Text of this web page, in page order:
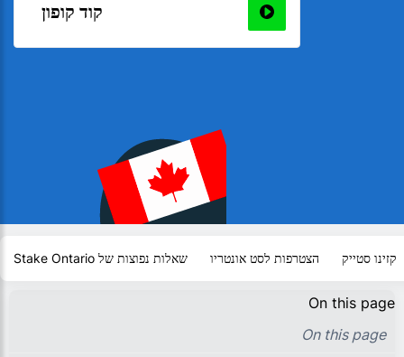
קוד קופון
קזינו סטייק הצטרפות לסט אונטריו שאלות נפוצות של Stake Ontario
On this page
On this page